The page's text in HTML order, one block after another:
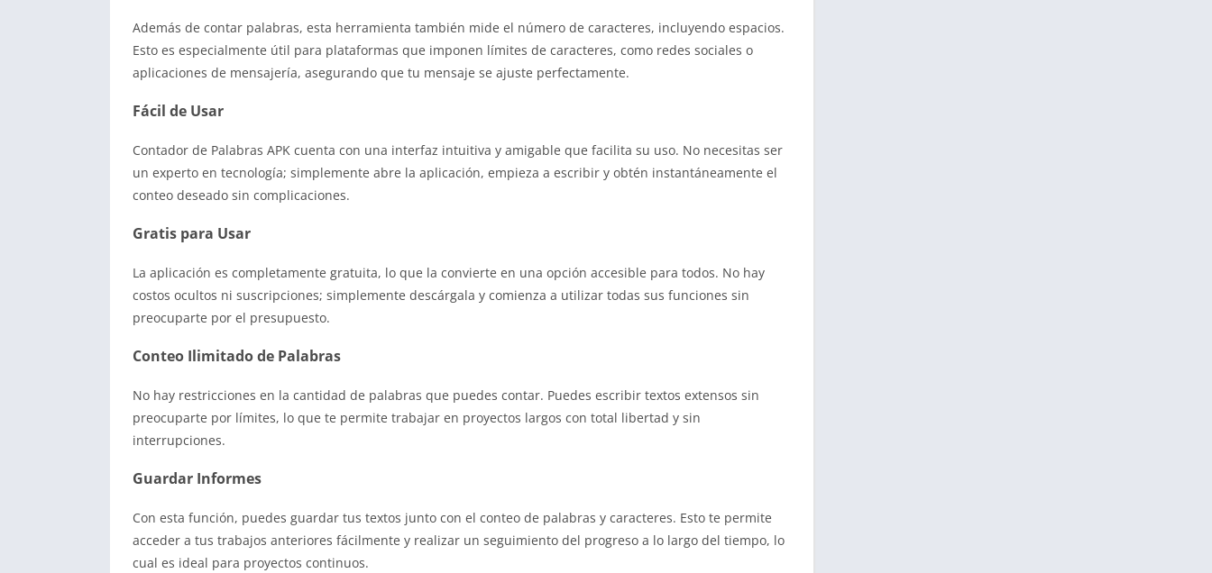
Además de contar palabras, esta herramienta también mide el número de caracteres, incluyendo espacios.
Esto es especialmente útil para plataformas que imponen límites de caracteres, como redes sociales o
aplicaciones de mensajería, asegurando que tu mensaje se ajuste perfectamente.
Fácil de Usar
Contador de Palabras APK cuenta con una interfaz intuitiva y amigable que facilita su uso. No necesitas ser
un experto en tecnología; simplemente abre la aplicación, empieza a escribir y obtén instantáneamente el
conteo deseado sin complicaciones.
Gratis para Usar
La aplicación es completamente gratuita, lo que la convierte en una opción accesible para todos. No hay
costos ocultos ni suscripciones; simplemente descárgala y comienza a utilizar todas sus funciones sin
preocuparte por el presupuesto.
Conteo Ilimitado de Palabras
No hay restricciones en la cantidad de palabras que puedes contar. Puedes escribir textos extensos sin
preocuparte por límites, lo que te permite trabajar en proyectos largos con total libertad y sin
interrupciones.
Guardar Informes
Con esta función, puedes guardar tus textos junto con el conteo de palabras y caracteres. Esto te permite
acceder a tus trabajos anteriores fácilmente y realizar un seguimiento del progreso a lo largo del tiempo, lo
cual es ideal para proyectos continuos.